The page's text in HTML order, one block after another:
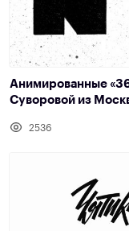
Анимированные
Суворовой из
2536